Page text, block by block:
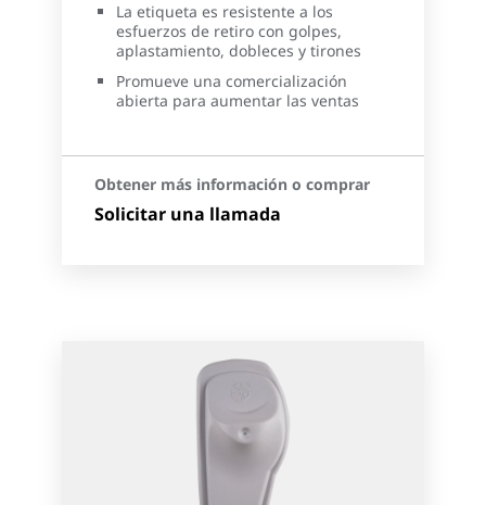
La etiqueta es resistente a los
esfuerzos de retiro con golpes,
aplastamiento, dobleces y tirones
Promueve una comercialización
abierta para aumentar las ventas
Obtener más información o comprar
Solicitar una llamada